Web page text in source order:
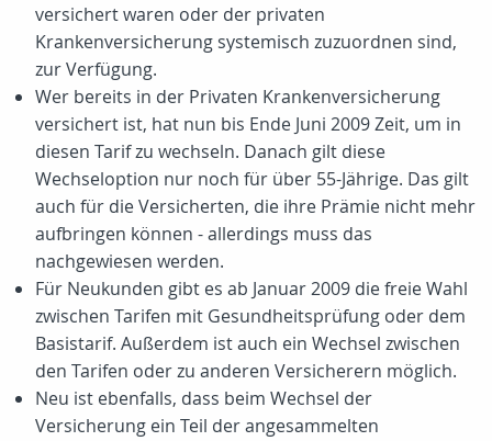
versichert waren oder der privaten
Krankenversicherung systemisch zuzuordnen sind,
zur Verfügung.
Wer bereits in der Privaten Krankenversicherung
versichert ist, hat nun bis Ende Juni 2009 Zeit, um in
diesen Tarif zu wechseln. Danach gilt diese
Wechseloption nur noch für über 55-Jährige. Das gilt
auch für die Versicherten, die ihre Prämie nicht mehr
aufbringen können - allerdings muss das
nachgewiesen werden.
Für Neukunden gibt es ab Januar 2009 die freie Wahl
zwischen Tarifen mit Gesundheitsprüfung oder dem
Basistarif. Außerdem ist auch ein Wechsel zwischen
den Tarifen oder zu anderen Versicherern möglich.
Neu ist ebenfalls, dass beim Wechsel der
Versicherung ein Teil der angesammelten